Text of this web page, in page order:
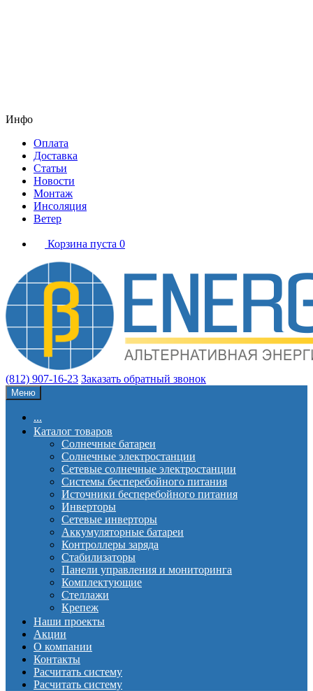
Инфо
Оплата
Доставка
Статьи
Новости
Монтаж
Инсоляция
Ветер
Корзина пуста 0
(812) 907-16-23 Заказать обратный звонок
Меню
...
Каталог товаров
Солнечные батареи
Солнечные электростанции
Сетевые солнечные электростанции
Системы бесперебойного питания
Источники бесперебойного питания
Инверторы
Сетевые инверторы
Аккумуляторные батареи
Контроллеры заряда
Стабилизаторы
Панели управления и мониторинга
Комплектующие
Стеллажи
Крепеж
Наши проекты
Акции
О компании
Контакты
Расчитать систему
Расчитать систему